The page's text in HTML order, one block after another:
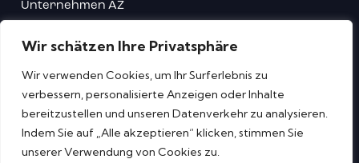
Wir schätzen Ihre Privatsphäre
Wir verwenden Cookies, um Ihr Surferlebnis zu
verbessern, personalisierte Anzeigen oder Inhalte
bereitzustellen und unseren Datenverkehr zu analysieren.
Indem Sie auf „Alle akzeptieren“ klicken, stimmen Sie
unserer Verwendung von Cookies zu.
Unternehmen AZ
Terms & Bedingungen